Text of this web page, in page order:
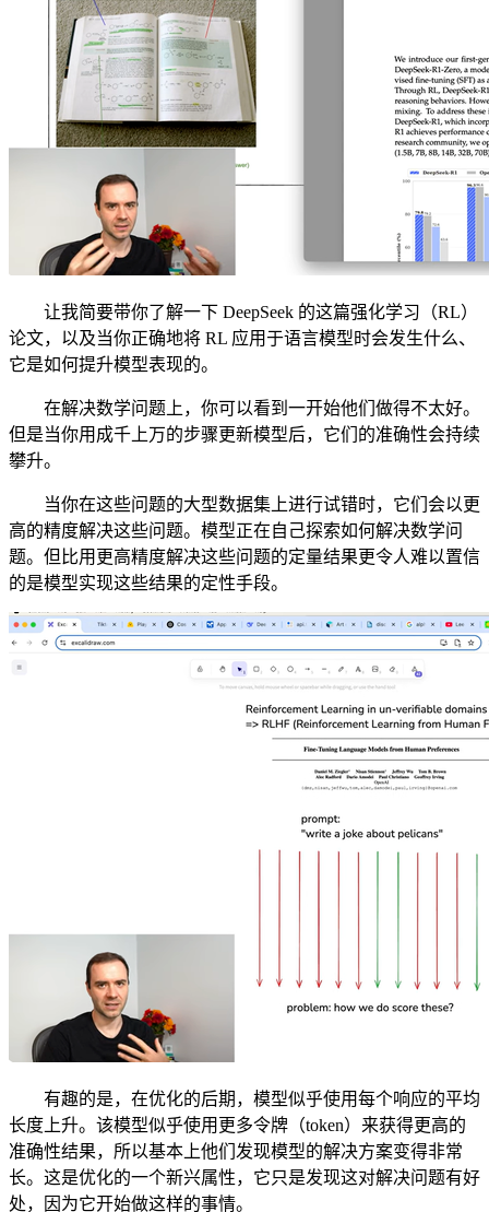
让我简要带你了解一下 DeepSeek 的这篇强化学习（RL）
论文，以及当你正确地将 RL 应用于语言模型时会发生什么、
它是如何提升模型表现的。
在解决数学问题上，你可以看到一开始他们做得不太好。
但是当你用成千上万的步骤更新模型后，它们的准确性会持续
攀升。
当你在这些问题的大型数据集上进行试错时，它们会以更
高的精度解决这些问题。模型正在自己探索如何解决数学问
题。但比用更高精度解决这些问题的定量结果更令人难以置信
的是模型实现这些结果的定性手段。
有趣的是，在优化的后期，模型似乎使用每个响应的平均
长度上升。该模型似乎使用更多令牌（token）来获得更高的
准确性结果，所以基本上他们发现模型的解决方案变得非常
长。这是优化的一个新兴属性，它只是发现这对解决问题有好
处，因为它开始做这样的事情。